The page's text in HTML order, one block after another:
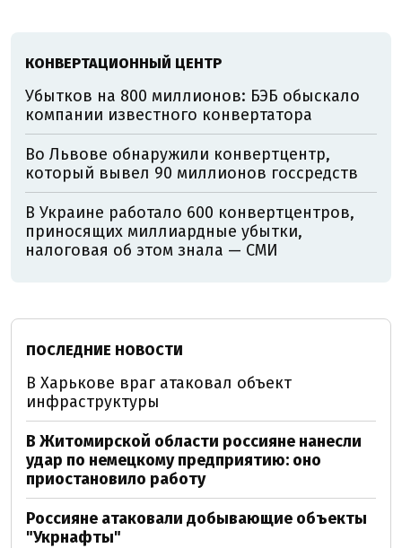
КОНВЕРТАЦИОННЫЙ ЦЕНТР
Убытков на 800 миллионов: БЭБ обыскало
компании известного конвертатора
Во Львове обнаружили конвертцентр,
который вывел 90 миллионов госсредств
В Украине работало 600 конвертцентров,
приносящих миллиардные убытки,
налоговая об этом знала — СМИ
ПОСЛЕДНИЕ НОВОСТИ
В Харькове враг атаковал объект
инфраструктуры
В Житомирской области россияне нанесли
удар по немецкому предприятию: оно
приостановило работу
Россияне атаковали добывающие объекты
"Укрнафты"